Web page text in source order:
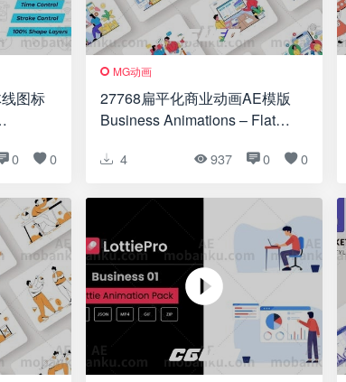
图标
0 0
MG动画
27768扁平化商业动画AE模版
Business Animations – Flat
4 937 0 0